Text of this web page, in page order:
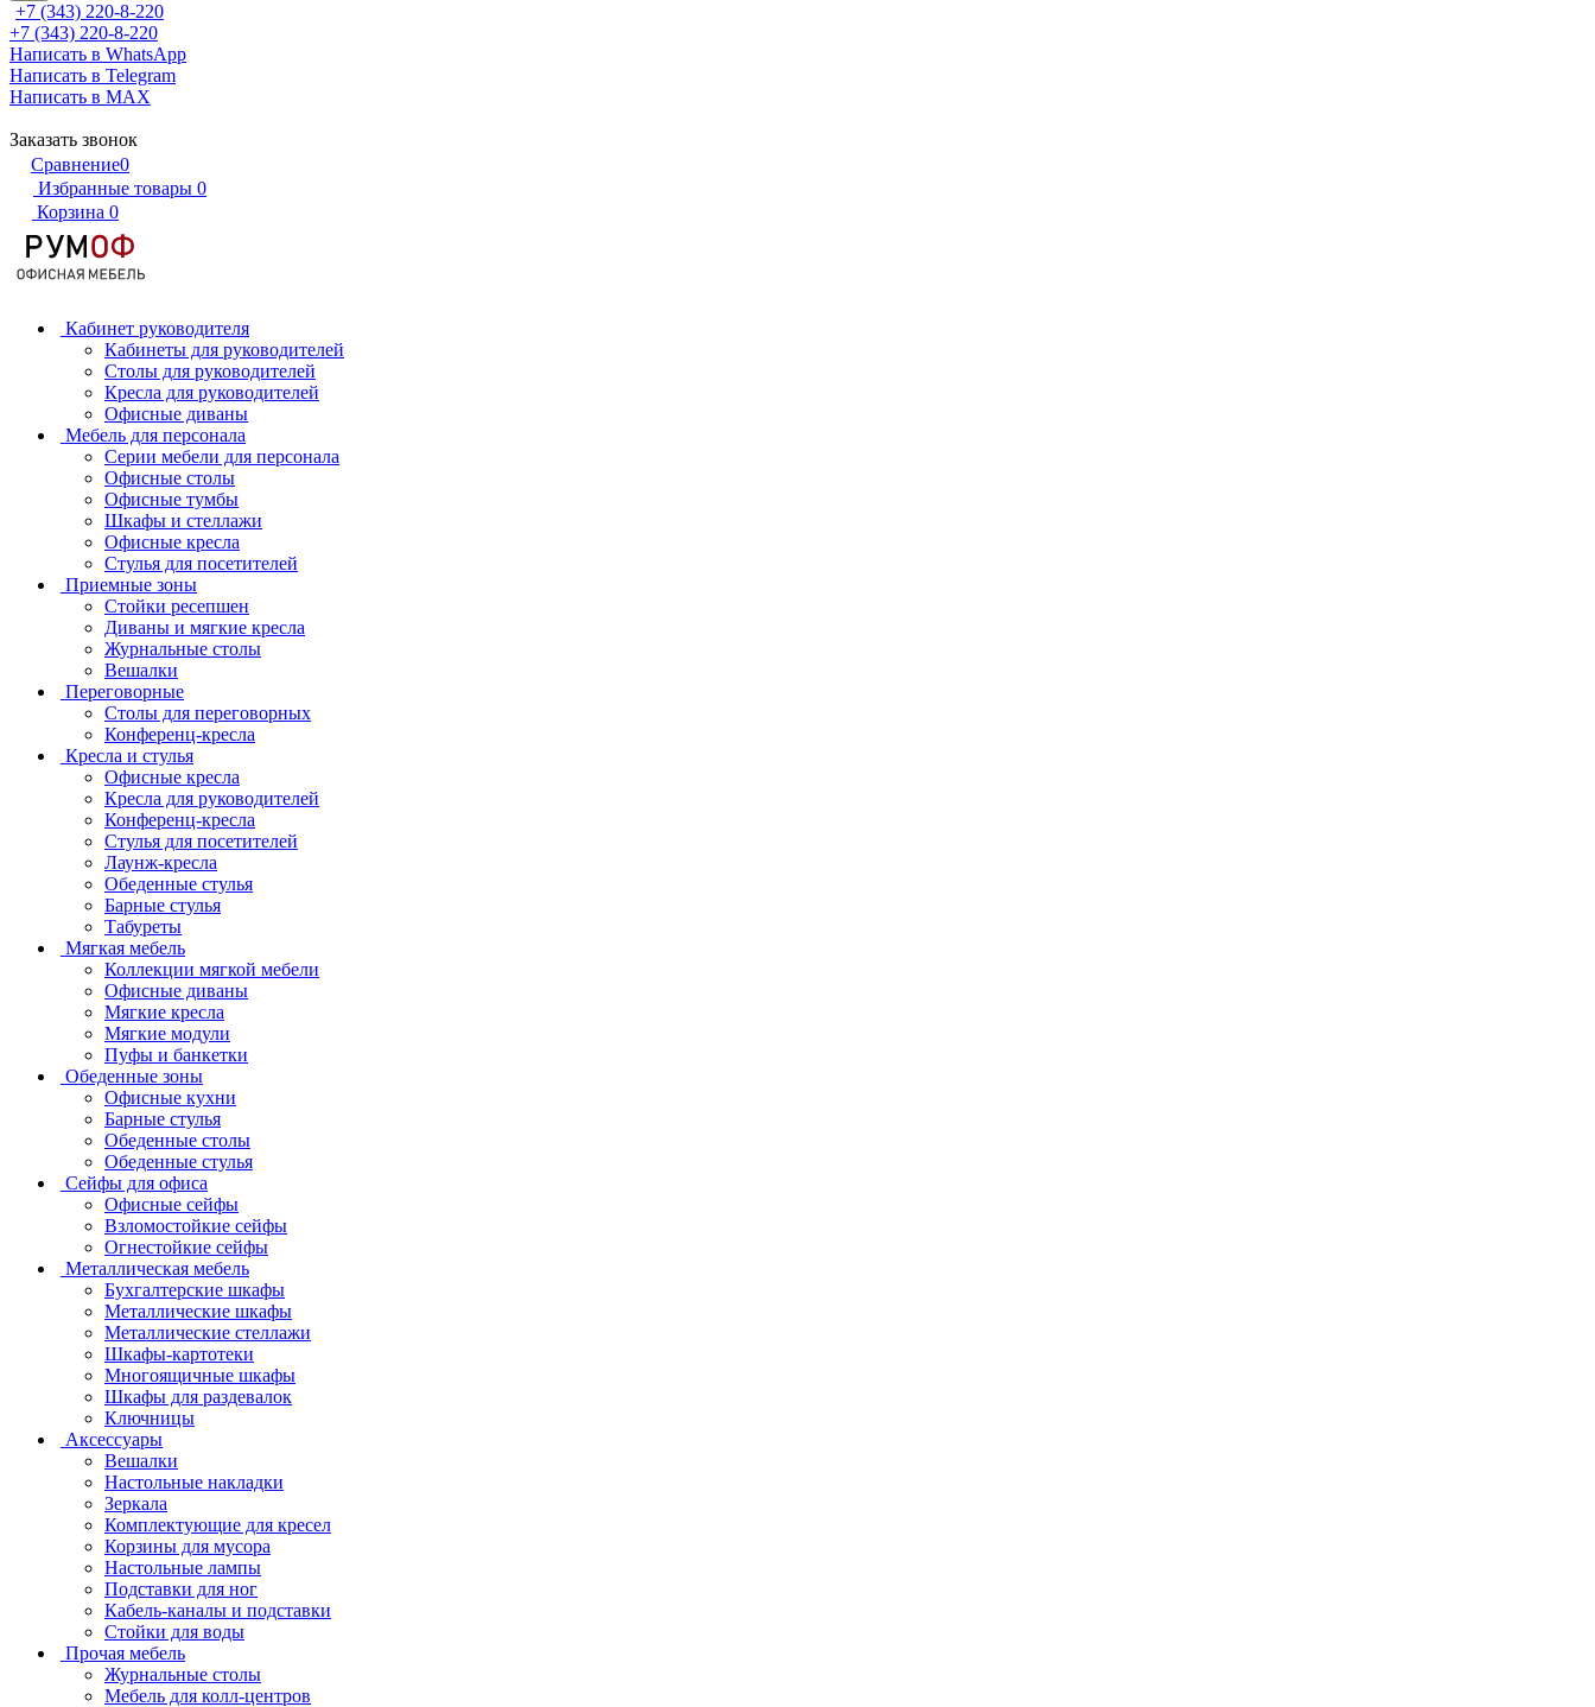
+7 (343) 220-8-220
+7 (343) 220-8-220
Написать в WhatsApp
Написать в Telegram
Написать в MAX
Заказать звонок
Сравнение0
Избранные товары 0
Корзина 0
Кабинет руководителя
Кабинеты для руководителей
Столы для руководителей
Кресла для руководителей
Офисные диваны
Мебель для персонала
Серии мебели для персонала
Офисные столы
Офисные тумбы
Шкафы и стеллажи
Офисные кресла
Стулья для посетителей
Приемные зоны
Стойки ресепшен
Диваны и мягкие кресла
Журнальные столы
Вешалки
Переговорные
Столы для переговорных
Конференц-кресла
Кресла и стулья
Офисные кресла
Кресла для руководителей
Конференц-кресла
Стулья для посетителей
Лаунж-кресла
Обеденные стулья
Барные стулья
Табуреты
Мягкая мебель
Коллекции мягкой мебели
Офисные диваны
Мягкие кресла
Мягкие модули
Пуфы и банкетки
Обеденные зоны
Офисные кухни
Барные стулья
Обеденные столы
Обеденные стулья
Сейфы для офиса
Офисные сейфы
Взломостойкие сейфы
Огнестойкие сейфы
Металлическая мебель
Бухгалтерские шкафы
Металлические шкафы
Металлические стеллажи
Шкафы-картотеки
Многоящичные шкафы
Шкафы для раздевалок
Ключницы
Аксессуары
Вешалки
Настольные накладки
Зеркала
Комплектующие для кресел
Корзины для мусора
Настольные лампы
Подставки для ног
Кабель-каналы и подставки
Стойки для воды
Прочая мебель
Журнальные столы
Мебель для колл-центров